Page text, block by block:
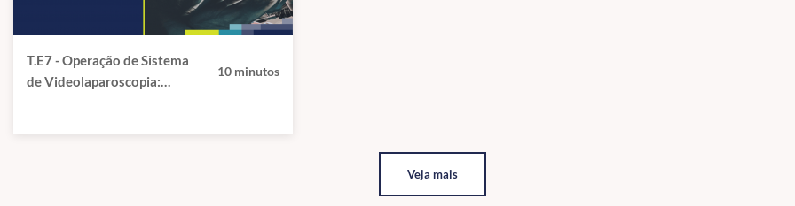
T.E7 - Operação de Sistema
de Videolaparoscopia:
10 minutos
Veja mais